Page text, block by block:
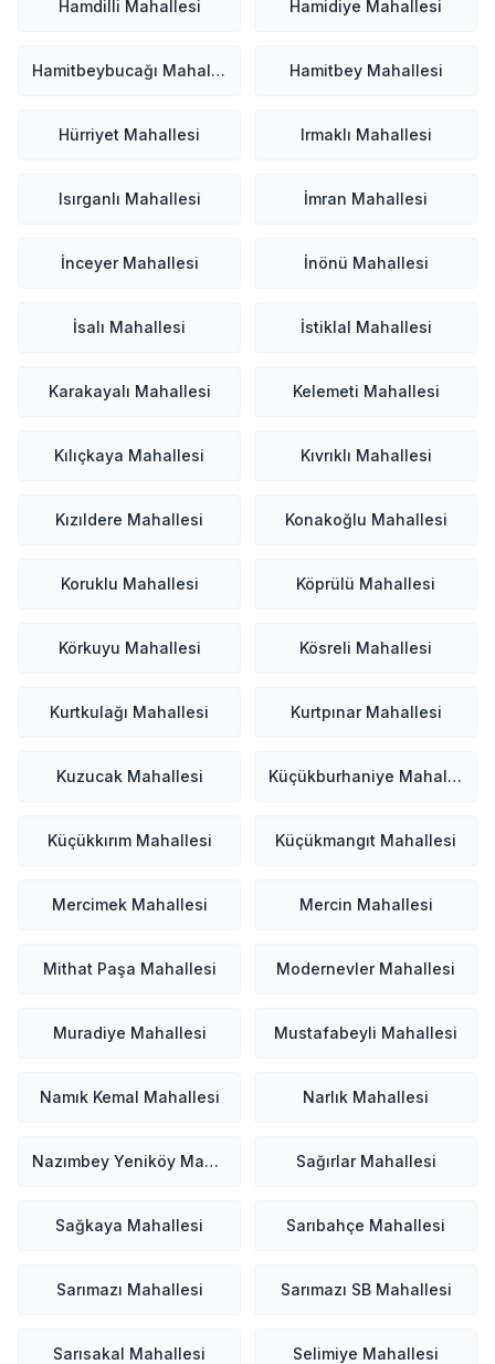
Hamdilli Mahallesi Hamidiye Mahallesi
Hamitbeybucağı Mahallesi Hamitbey Mahallesi
Hürriyet Mahallesi Irmaklı Mahallesi
Isırganlı Mahallesi İmran Mahallesi
İnceyer Mahallesi İnönü Mahallesi
İsalı Mahallesi İstiklal Mahallesi
Karakayalı Mahallesi Kelemeti Mahallesi
Kılıçkaya Mahallesi Kıvrıklı Mahallesi
Kızıldere Mahallesi Konakoğlu Mahallesi
Koruklu Mahallesi Köprülü Mahallesi
Körkuyu Mahallesi Kösreli Mahallesi
Kurtkulağı Mahallesi Kurtpınar Mahallesi
Kuzucak Mahallesi Küçükburhaniye Mahallesi
Küçükkırım Mahallesi Küçükmangıt Mahallesi
Mercimek Mahallesi Mercin Mahallesi
Mithat Paşa Mahallesi Modernevler Mahallesi
Muradiye Mahallesi Mustafabeyli Mahallesi
Namık Kemal Mahallesi Narlık Mahallesi
Nazımbey Yeniköy Mahallesi Sağırlar Mahallesi
Sağkaya Mahallesi Sarıbahçe Mahallesi
Sarımazı Mahallesi Sarımazı SB Mahallesi
Sarısakal Mahallesi Selimiye Mahallesi